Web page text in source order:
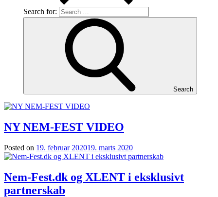
Search for:
Search
NY NEM-FEST VIDEO
Posted on 19. februar 202019. marts 2020
Nem-Fest.dk og XLENT i eksklusivt
partnerskab